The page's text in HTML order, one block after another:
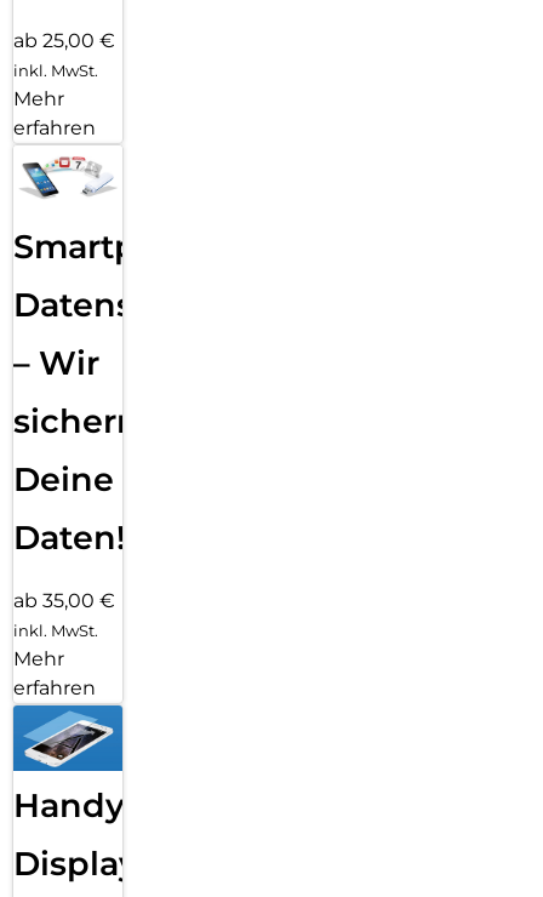
ab 25,00 €
inkl. MwSt.
Mehr
erfahren
Smartphone
Datensicherung
– Wir
sichern
Deine
Daten!
ab 35,00 €
inkl. MwSt.
Mehr
erfahren
Handy
Displayfolie